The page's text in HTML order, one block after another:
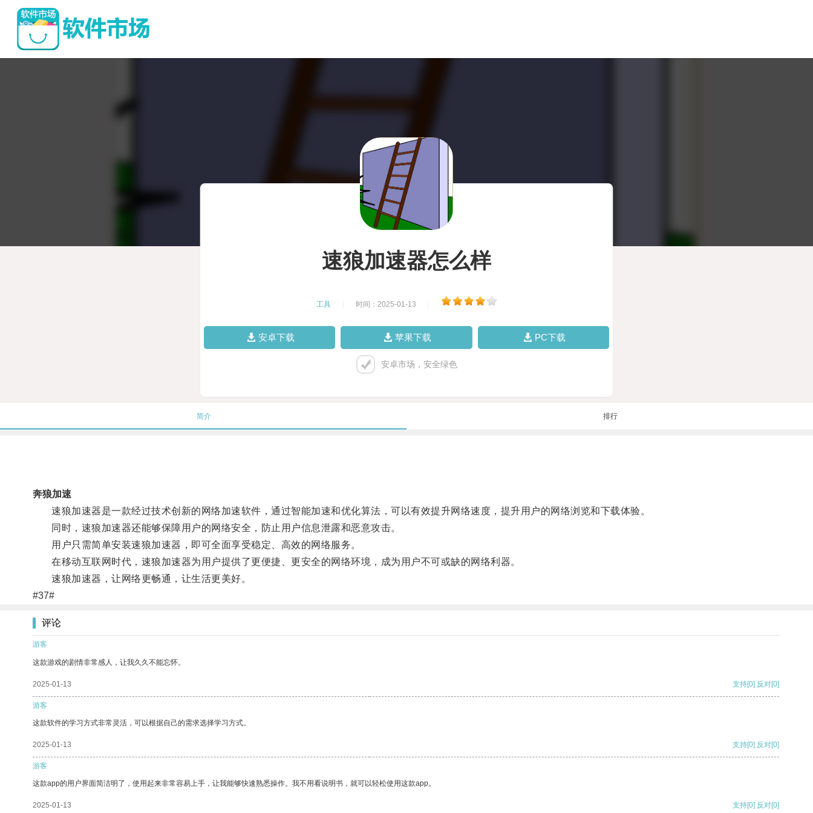
速狼加速器怎么样
工具 时间：2025-01-13
安卓下载 苹果下载 PC下载
安卓市场，安全绿色
简介 排行
奔狼加速
速狼加速器是一款经过技术创新的网络加速软件，通过智能加速和优化算法，可以有效提升网络速度，提升用户的网络浏览和下载体验。
同时，速狼加速器还能够保障用户的网络安全，防止用户信息泄露和恶意攻击。
用户只需简单安装速狼加速器，即可全面享受稳定、高效的网络服务。
在移动互联网时代，速狼加速器为用户提供了更便捷、更安全的网络环境，成为用户不可或缺的网络利器。
速狼加速器，让网络更畅通，让生活更美好。
#37#
评论
游客
这款游戏的剧情非常感人，让我久久不能忘怀。
2025-01-13 支持[0] 反对[0]
游客
这款软件的学习方式非常灵活，可以根据自己的需求选择学习方式。
2025-01-13 支持[0] 反对[0]
游客
这款app的用户界面简洁明了，使用起来非常容易上手，让我能够快速熟悉操作。我不用看说明书，就可以轻松使用这款app。
2025-01-13 支持[0] 反对[0]